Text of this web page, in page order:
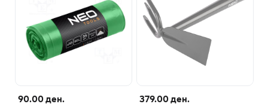
90.00 ден. 379.00 ден.